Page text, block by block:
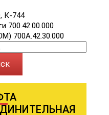
К-744
700.42.00.000
700А.42.30.000